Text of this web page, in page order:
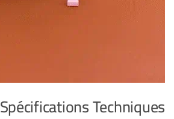
Spécifications Techniques: